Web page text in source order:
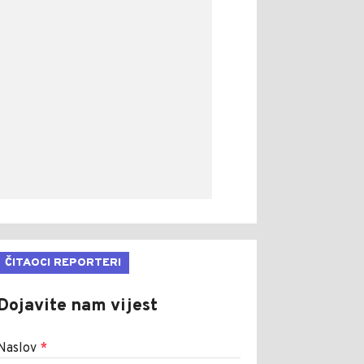
ČITAOCI REPORTERI
nam vijest
*